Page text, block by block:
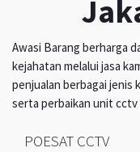
Awasi Barang berharga
kejahatan melalui jasa
penjualan berbagai jenis
serta perbaikan unit cctv
POESAT CCTV